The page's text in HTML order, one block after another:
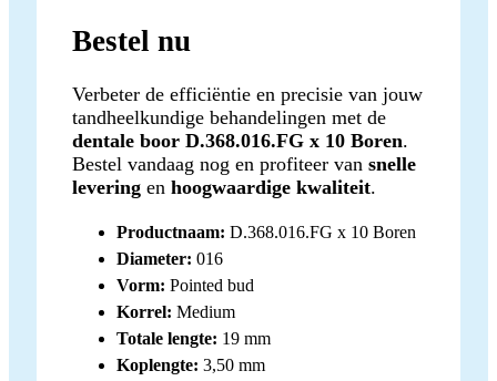
Bestel nu
Verbeter de efficiëntie en precisie van jouw
tandheelkundige behandelingen met de
dentale boor D.368.016.FG x 10 Boren.
Bestel vandaag nog en profiteer van snelle
levering en hoogwaardige kwaliteit.
Productnaam: D.368.016.FG x 10 Boren
Diameter: 016
Vorm: Pointed bud
Korrel: Medium
Totale lengte: 19 mm
Koplengte: 3,50 mm